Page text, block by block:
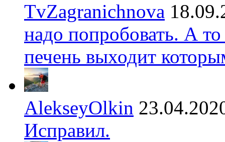
TvZagranichnova
надо попробовать. А
печень выходит
AlekseyOlkin
Исправил.